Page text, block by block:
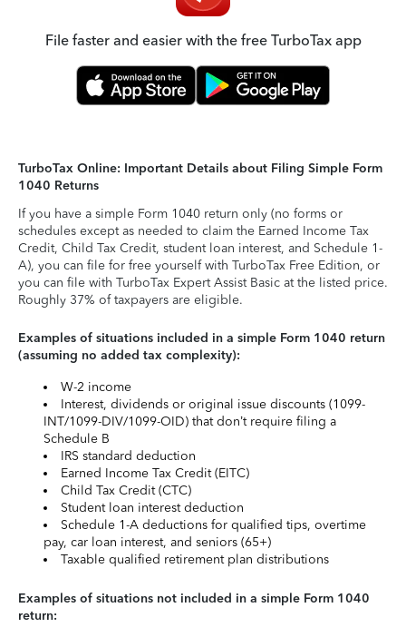
File faster and easier with the free TurboTax app
TurboTax Online: Important Details about Filing Simple Form
1040 Returns
If you have a simple Form 1040 return only (no forms or
schedules except as needed to claim the Earned Income Tax
Credit, Child Tax Credit, student loan interest, and Schedule 1-
A), you can file for free yourself with TurboTax Free Edition, or
you can file with TurboTax Expert Assist Basic at the listed price.
Roughly 37% of taxpayers are eligible.
Examples of situations included in a simple Form 1040 return
(assuming no added tax complexity):
W-2 income
Interest, dividends or original issue discounts (1099-
INT/1099-DIV/1099-OID) that don’t require filing a
Schedule B
IRS standard deduction
Earned Income Tax Credit (EITC)
Child Tax Credit (CTC)
Student loan interest deduction
Schedule 1-A deductions for qualified tips, overtime
pay, car loan interest, and seniors (65+)
Taxable qualified retirement plan distributions
Examples of situations not included in a simple Form 1040
return: